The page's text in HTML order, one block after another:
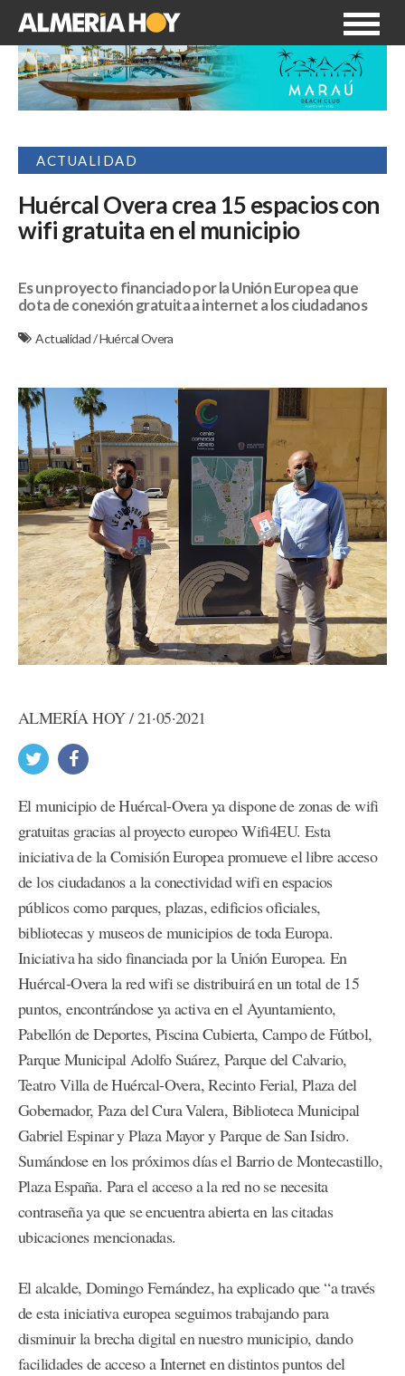
ACTUALIDAD
Huércal Overa crea 15 espacios con
wifi gratuita en el municipio
Es un proyecto financiado por la Unión Europea que
dota de conexión gratuita a internet a los ciudadanos
Actualidad/Huércal Overa
ALMERÍA HOY / 21·05·2021
El municipio de Huércal-Overa ya dispone de zonas de wifi
gratuitas gracias al proyecto europeo Wifi4EU. Esta
iniciativa de la Comisión Europea promueve el libre acceso
de los ciudadanos a la conectividad wifi en espacios
públicos como parques, plazas, edificios oficiales,
bibliotecas y museos de municipios de toda Europa.
Iniciativa ha sido financiada por la Unión Europea. En
Huércal-Overa la red wifi se distribuirá en un total de 15
puntos, encontrándose ya activa en el Ayuntamiento,
Pabellón de Deportes, Piscina Cubierta, Campo de Fútbol,
Parque Municipal Adolfo Suárez, Parque del Calvario,
Teatro Villa de Huércal-Overa, Recinto Ferial, Plaza del
Gobernador, Paza del Cura Valera, Biblioteca Municipal
Gabriel Espinar y Plaza Mayor y Parque de San Isidro.
Sumándose en los próximos días el Barrio de Montecastillo,
Plaza España. Para el acceso a la red no se necesita
contraseña ya que se encuentra abierta en las citadas
ubicaciones mencionadas.
El alcalde, Domingo Fernández, ha explicado que “a través
de esta iniciativa europea seguimos trabajando para
disminuir la brecha digital en nuestro municipio, dando
facilidades de acceso a Internet en distintos puntos del